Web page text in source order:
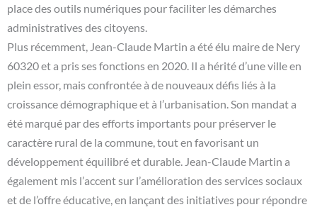
place des outils numériques pour faciliter les démarches
administratives des citoyens.
Plus récemment, Jean-Claude Martin a été élu maire de Nery
60320 et a pris ses fonctions en 2020. Il a hérité d’une ville en
plein essor, mais confrontée à de nouveaux défis liés à la
croissance démographique et à l’urbanisation. Son mandat a
été marqué par des efforts importants pour préserver le
caractère rural de la commune, tout en favorisant un
développement équilibré et durable. Jean-Claude Martin a
également mis l’accent sur l’amélioration des services sociaux
et de l’offre éducative, en lançant des initiatives pour répondre